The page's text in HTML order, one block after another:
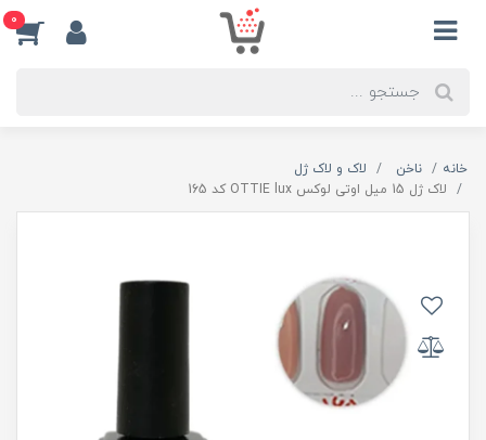
0
خانه ناخن
لاک و لاک ژل
لاک ژل 15 میل اوتی لوکس OTTIE lux کد 165